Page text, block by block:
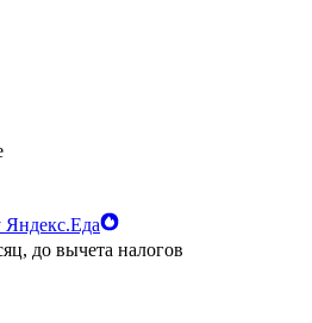
Яндекс.Еда
до вычета налогов